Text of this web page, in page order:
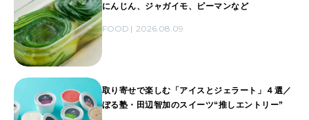
にんじん、ジャガイモ、ピーマンなど
FOOD 2026.08.09
取り寄せで楽しむ「アイスとジェラート」４選／
ぼる塾・田辺智加のスイーツ“推しエントリー”